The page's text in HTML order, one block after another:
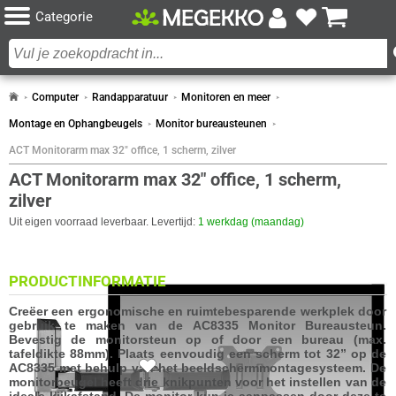
Categorie
Computer Randapparatuur Monitoren en meer
Montage en Ophangbeugels Monitor bureausteunen
ACT Monitorarm max 32" office, 1 scherm, zilver
ACT Monitorarm max 32" office, 1 scherm,
zilver
Uit eigen voorraad leverbaar. Levertijd: 1 werkdag (maandag)
4x
PRODUCTINFORMATIE
Creëer een ergonomische en ruimtebesparende werkplek door
gebruik te maken van de AC8335 Monitor Bureausteun.
Bevestig de monitorsteun op of door een bureau (max.
tafeldikte 88mm). Plaats eenvoudig een scherm tot 32” op de
AC8335 met behulp van het beeldschermmontagesysteem. De
monitorbeugel heeft drie knikpunten voor het instellen van de